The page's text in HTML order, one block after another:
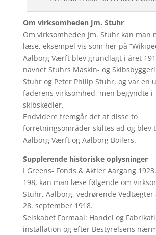
Om virksomheden Jm. Stuhr
Om virksomheden Jm. Stuhr kan man
læse, eksempel vis som her på
Aalborg Værft blev grundlagt i året
navnet Stuhrs Maskin- og
Stuhr og Peter Philip Stuhr, og var en
faderens virksomhed, men begyndte i
skibskedler.
Endvidere fremgår det at disse to
forretningsområder skiltes ad og blev
Aalborg Værft og Aalborg Boilers.
Supplerende historiske oplysninger
I Greens- Fonds & Aktier Aargang
198, kan man læse følgende om
Stuhr, Aalborg, vedrørende Vedtægter
28. september 1918.
Selskabet Formaal: Handel og
installation og efter Bestyrelsens